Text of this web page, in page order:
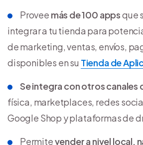
Provee más de 100 appsque
integrar a tu tienda para
de marketing, ventas, envíos,
disponibles en su Tienda de
Se integra con otros canales
física, marketplaces, redes
Google Shop y plataformas de
Permitevender a nivel local,